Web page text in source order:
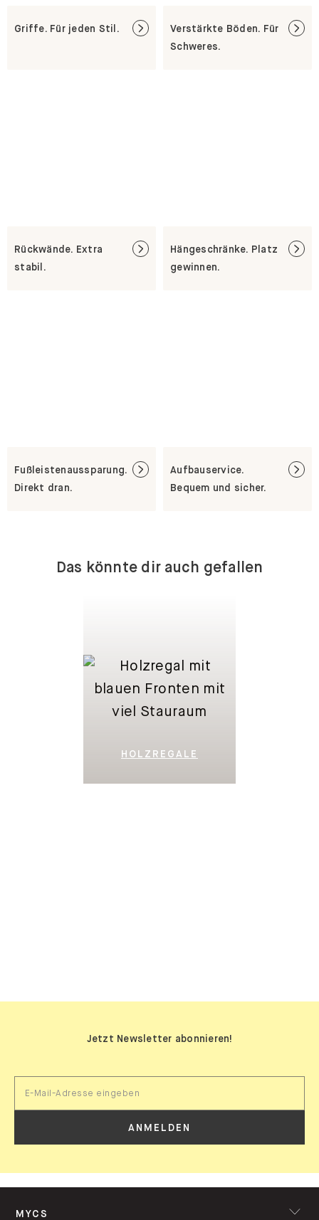
Griffe. Für jeden Stil.
Verstärkte Böden. Für
Schweres.
Rückwände. Extra
stabil.
Hängeschränke. Platz
gewinnen.
Fußleistenaussparung.
Direkt dran.
Aufbauservice.
Bequem und sicher.
Das könnte dir auch gefallen
HOLZREGALE
Jetzt Newsletter abonnieren!
ANMELDEN
MYCS